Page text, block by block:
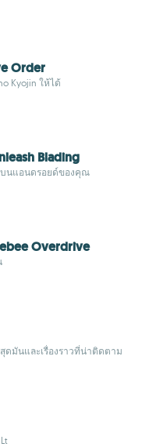
Order
Kyojin ให้ได้
Blading
บนแอนดรอยด์ของคุณ
Overdrive
สุดมันและเรื่องราวที่น่าติดตาม